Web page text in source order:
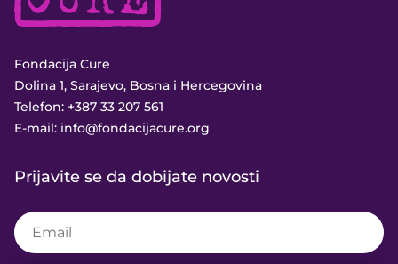
Fondacija Cure
Dolina 1, Sarajevo, Bosna i Hercegovina
Telefon: +387 33 207 561
E-mail: info@fondacijacure.org
Prijavite se da dobijate novosti